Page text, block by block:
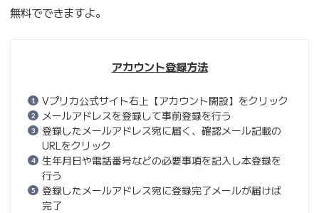
無料でできますよ。
アカウント登録方法
Vプリカ公式サイト右上【アカウント開設】をクリック
メールアドレスを登録して事前登録を行う
登録したメールアドレス宛に届く、確認メール記載の
URLをクリック
生年月日や電話番号などの必要事項を記入し本登録を
行う
登録したメールアドレス宛に登録完了メールが届けば
完了